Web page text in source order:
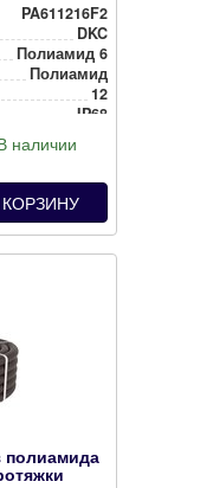
PA611216F2
DKC
Полиамид 6
Полиамид
12
IP68
Черный
наличии
КОРЗИНУ
полиамида